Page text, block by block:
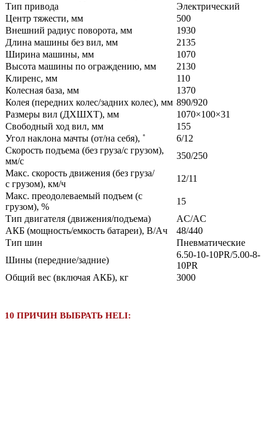
Тип привода
Электрический
Центр тяжести, мм
500
Внешний радиус поворота, мм
1930
Длина машины без вил, мм
2135
Ширина машины, мм
1070
Высота машины по ограждению, мм
2130
Клиренс, мм
110
Колесная база, мм
1370
Колея (передних колес/задних колес), мм 890/920
Размеры вил (ДXШXТ), мм
1070×100×31
Свободный ход вил, мм
155
Угол наклона мачты (от/на себя), ˚
6/12
Скорость подъема (без груза/с грузом),
мм/с
350/250
Макс. скорость движения (без груза/
с грузом), км/ч
12/11
Макс. преодолеваемый подъем (с
грузом), %
15
Тип двигателя (движения/подъема)
AC/AC
АКБ (мощность/емкость батареи), В/Ач
48/440
Тип шин
Пневматические
Шины (передние/задние)
6.50-10-10PR/5.00-8-
10PR
Общий вес (включая АКБ), кг
3000
10 ПРИЧИН ВЫБРАТЬ HELI: